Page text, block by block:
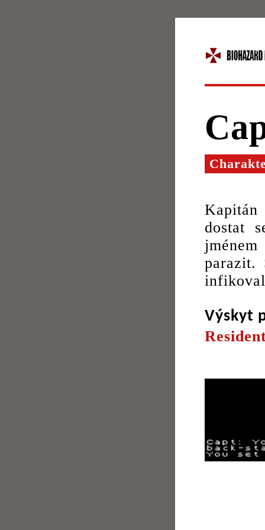
dostat
parazit.
Výskyt